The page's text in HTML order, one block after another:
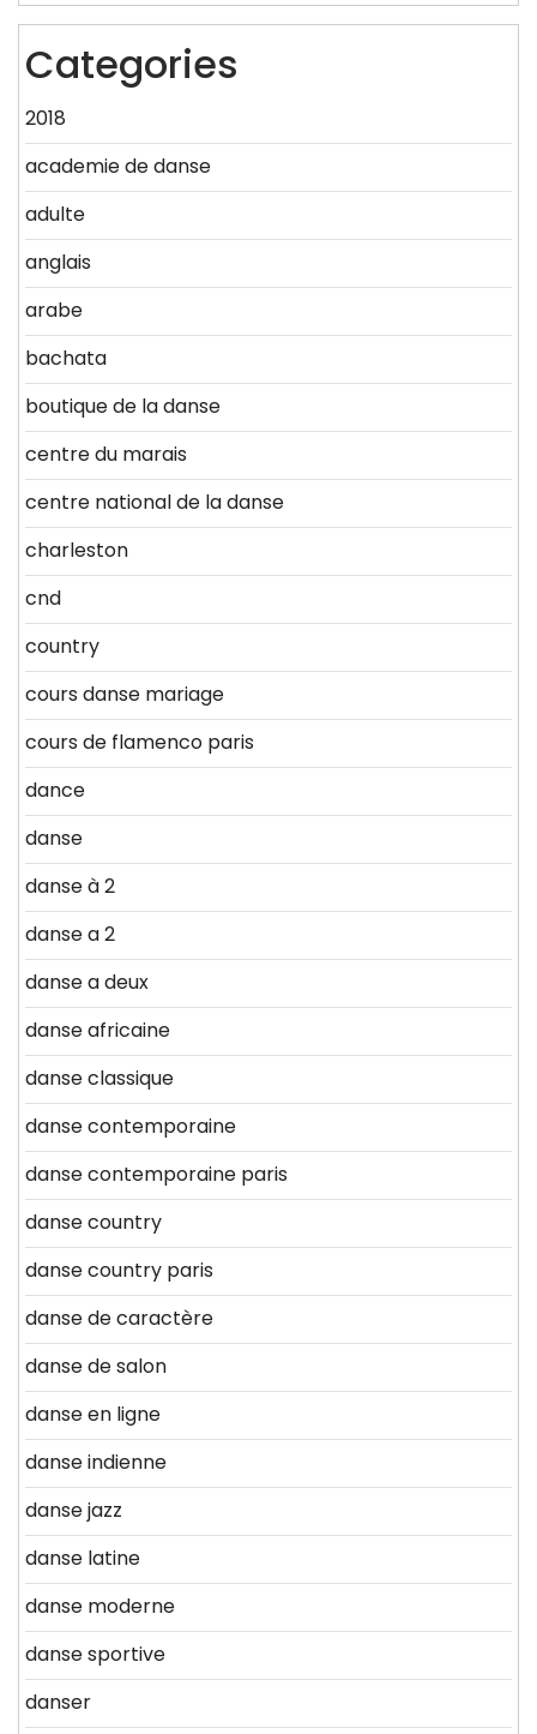
Categories
2018
academie de danse
adulte
anglais
arabe
bachata
boutique de la danse
centre du marais
centre national de la danse
charleston
cnd
country
cours danse mariage
cours de flamenco paris
dance
danse
danse à 2
danse a 2
danse a deux
danse africaine
danse classique
danse contemporaine
danse contemporaine paris
danse country
danse country paris
danse de caractère
danse de salon
danse en ligne
danse indienne
danse jazz
danse latine
danse moderne
danse sportive
danser